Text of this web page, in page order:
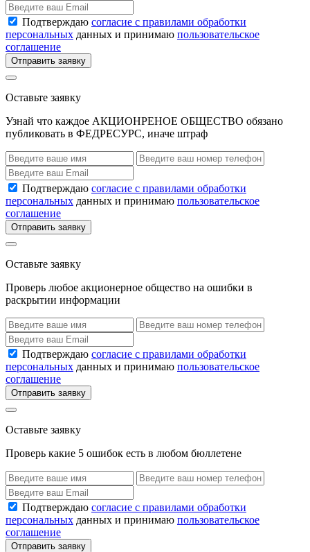
Подтверждаю согласие с правилами обработки
персональных данных и принимаю пользовательское
соглашение
Отправить заявку
Оставьте заявку
Узнай что каждое АКЦИОНРЕНОЕ ОБЩЕСТВО обязано
публиковать в ФЕДРЕСУРС, иначе штраф
Подтверждаю согласие с правилами обработки
персональных данных и принимаю пользовательское
соглашение
Отправить заявку
Оставьте заявку
Проверь любое акционерное общество на ошибки в
раскрытии информации
Подтверждаю согласие с правилами обработки
персональных данных и принимаю пользовательское
соглашение
Отправить заявку
Оставьте заявку
Проверь какие 5 ошибок есть в любом бюллетене
Подтверждаю согласие с правилами обработки
персональных данных и принимаю пользовательское
соглашение
Отправить заявку